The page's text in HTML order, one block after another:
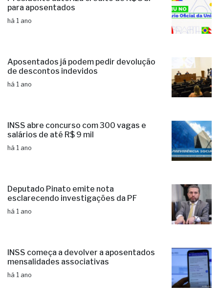
para aposentados
há 1 ano
Aposentados já podem pedir devolução
de descontos indevidos
há 1 ano
INSS abre concurso com 300 vagas e
salários de até R$ 9 mil
há 1 ano
Deputado Pinato emite nota
esclarecendo investigações da PF
há 1 ano
INSS começa a devolver a aposentados
mensalidades associativas
há 1 ano